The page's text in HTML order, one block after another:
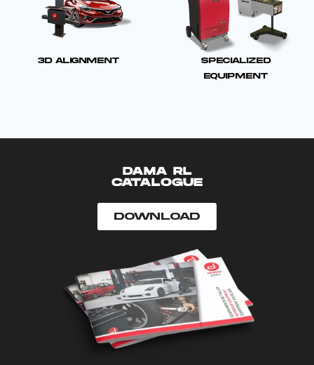
3D Alignment
Specialized
Equipment
DAMA RL
CATALOGUE
Download